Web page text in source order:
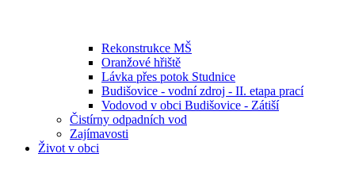
Rekonstrukce MŠ
Oranžové hřiště
Lávka přes potok Studnice
Budišovice - vodní zdroj - II. etapa prací
Vodovod v obci Budišovice - Zátiší
Čistírny odpadních vod
Zajímavosti
Život v obci